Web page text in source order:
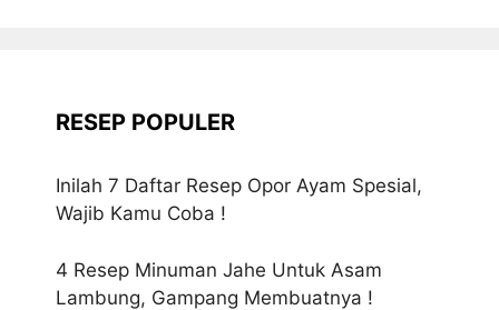
RESEP POPULER
Inilah 7 Daftar Resep Opor Ayam Spesial,
Wajib Kamu Coba !
4 Resep Minuman Jahe Untuk Asam
Lambung, Gampang Membuatnya !